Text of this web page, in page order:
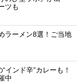
ツも
ラーメン8選！ご当地
インド辛”カレーも！
中